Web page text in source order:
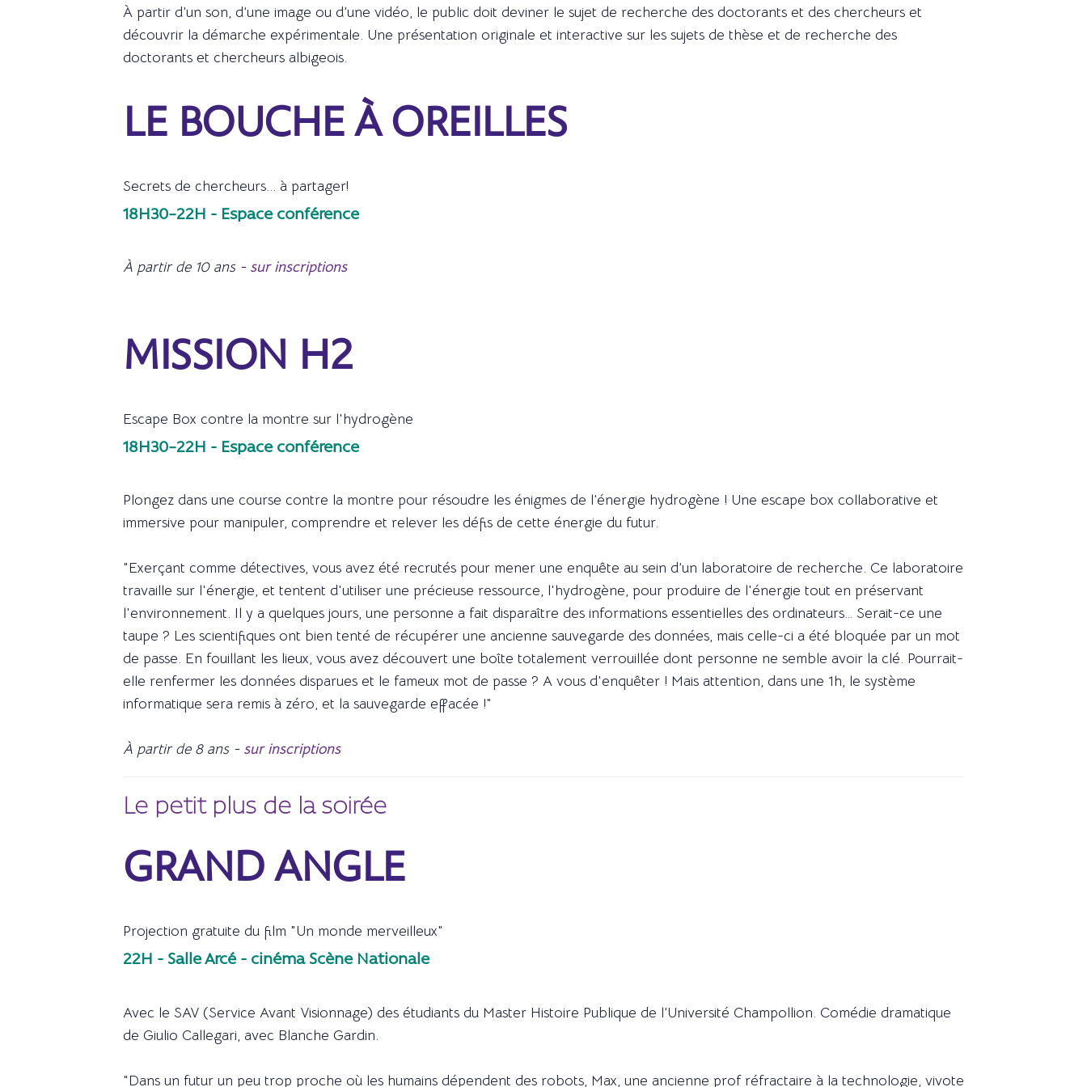
À partir d’un son, d’une image ou d’une vidéo, le public doit deviner le sujet de recherche des doctorants et des chercheurs et
découvrir la démarche expérimentale. Une présentation originale et interactive sur les sujets de thèse et de recherche des
doctorants et chercheurs albigeois.
LE BOUCHE À OREILLES
Secrets de chercheurs... à partager!
18H30–22H - Espace conférence
À partir de 10 ans - sur inscriptions
MISSION H2
Escape Box contre la montre sur l'hydrogène
18H30–22H - Espace conférence
Plongez dans une course contre la montre pour résoudre les énigmes de l’énergie hydrogène ! Une escape box collaborative et
immersive pour manipuler, comprendre et relever les défis de cette énergie du futur.
"Exerçant comme détectives, vous avez été recrutés pour mener une enquête au sein d’un laboratoire de recherche. Ce laboratoire
travaille sur l'énergie, et tentent d'utiliser une précieuse ressource, l'hydrogène, pour produire de l'énergie tout en préservant
l'environnement. Il y a quelques jours, une personne a fait disparaître des informations essentielles des ordinateurs… Serait-ce une
taupe ? Les scientifiques ont bien tenté de récupérer une ancienne sauvegarde des données, mais celle-ci a été bloquée par un mot
de passe. En fouillant les lieux, vous avez découvert une boîte totalement verrouillée dont personne ne semble avoir la clé. Pourrait-
elle renfermer les données disparues et le fameux mot de passe ? A vous d'enquêter ! Mais attention, dans une 1h, le système
informatique sera remis à zéro, et la sauvegarde effacée !"
À partir de 8 ans - sur inscriptions
Le petit plus de la soirée
GRAND ANGLE
Projection gratuite du film "Un monde merveilleux"
22H - Salle Arcé - cinéma Scène Nationale
Avec le SAV (Service Avant Visionnage) des étudiants du Master Histoire Publique de l’Université Champollion. Comédie dramatique
de Giulio Callegari, avec Blanche Gardin.
"Dans un futur un peu trop proche où les humains dépendent des robots, Max, une ancienne prof réfractaire à la technologie, vivote